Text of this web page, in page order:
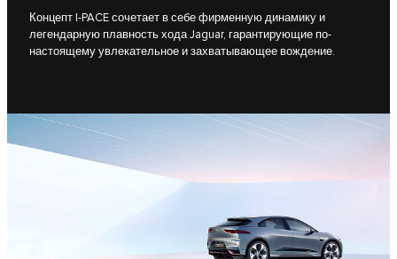
Концепт I-PACE сочетает в себе фирменную динамику и
легендарную плавность хода Jaguar, гарантирующие по-
настоящему увлекательное и захватывающее вождение.